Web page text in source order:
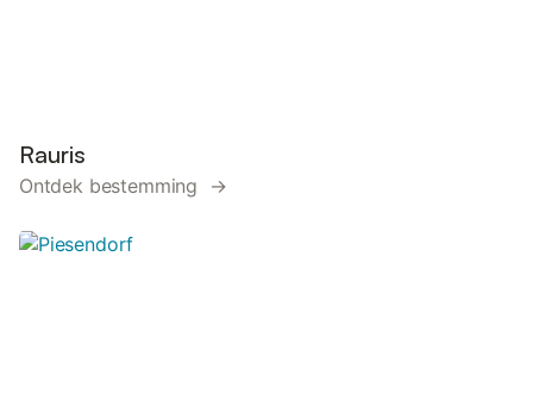
Rauris
Ontdek bestemming →